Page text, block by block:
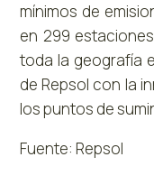
mínimos de
en 299
toda la geografía
de Repsol con la
los puntos de
Fuente: Repsol